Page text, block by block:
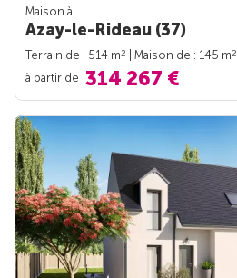
Maison à
Azay-le-Rideau (37)
Terrain de : 514 m2 | Maison de : 145 m2
à partir de 314 267 €